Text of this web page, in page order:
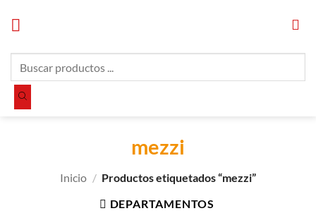
productos
mezzi
Inicio / Productos etiquetados “mezzi”
DEPARTAMENTOS